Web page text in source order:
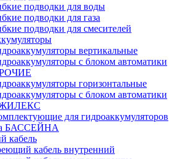
подводки для воды
подводки для газа
подводки для смесителей
вертикальные
с блоком автоматики
горизонтальные
с блоком автоматики
для гидроаккумуляторов
БАССЕЙНА
кабель
кабель внутренний